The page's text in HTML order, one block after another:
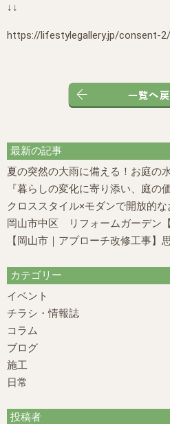
↓↓
https://lifestylegallery.jp/consent-2/
最新の記事
夏の突然の大雨に備える！お庭の
『暮らしの変化に寄り添い、庭
クロススタイル×モダンで開放的な
岡山市中区 リフォームガーデン
【岡山市｜アプローチ改修工事
カテゴリー
イベント
チラシ・情報誌
コラム
ブログ
施工
日常
投稿者